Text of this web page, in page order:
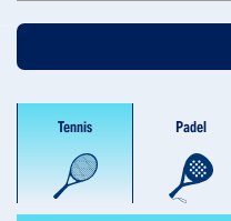
Tennis Padel